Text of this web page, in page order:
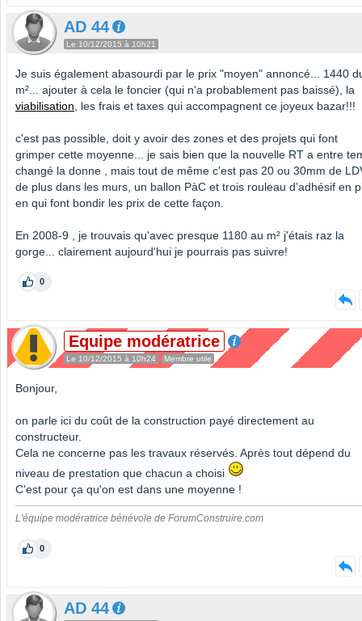
AD 44
Le 10/12/2015 à 10h21
Je suis également abasourdi par le prix "moyen" annoncé... 1440
m²... ajouter à cela le foncier (qui n'a probablement pas baissé), la
viabilisation , les frais et taxes qui accompagnent ce joyeux bazar!!!
c'est pas possible, doit y avoir des zones et des projets qui font
grimper cette moyenne... je sais bien que la nouvelle RT a entre
changé la donne , mais tout de même c'est pas 20 ou 30mm de
de plus dans les murs, un ballon PàC et trois rouleau d’adhésif en
en qui font bondir les prix de cette façon.
En 2008-9 , je trouvais qu'avec presque 1180 au m² j'étais raz la
gorge... clairement aujourd'hui je pourrais pas suivre!
0
Equipe modératrice
Le 10/12/2015 à 10h24 Membre utile
Bonjour,
on parle ici du coût de la construction payé directement au
constructeur.
Cela ne concerne pas les travaux réservés. Après tout dépend du
niveau de prestation que chacun a choisi
C'est pour ça qu'on est dans une moyenne !
L'équipe modératrice bénévole de ForumConstruire.com
0
AD 44